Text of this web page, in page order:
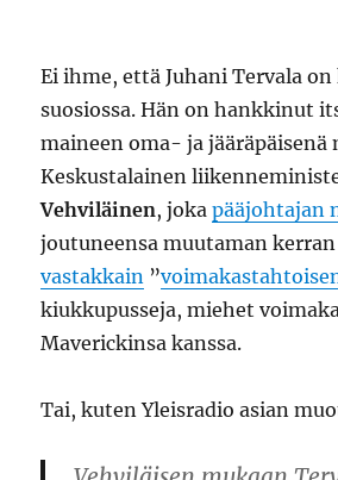
Ei ihme, että Juhani Tervala
suosiossa. Hän on hankkinut
maineen oma- ja jääräpäisenä
Keskustalainen
Vehviläinen, jokapääjohtajan
joutuneensa muutaman
vastakkain ”
kiukkupusseja, miehet
Maverickinsa kanssa.
Tai, kuten Yleisradio asian